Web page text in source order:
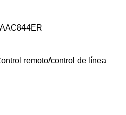
remoto/control de línea